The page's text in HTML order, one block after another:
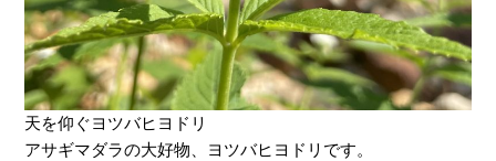
天を仰ぐヨツバヒヨドリ
アサギマダラの大好物、ヨツバヒヨドリです。